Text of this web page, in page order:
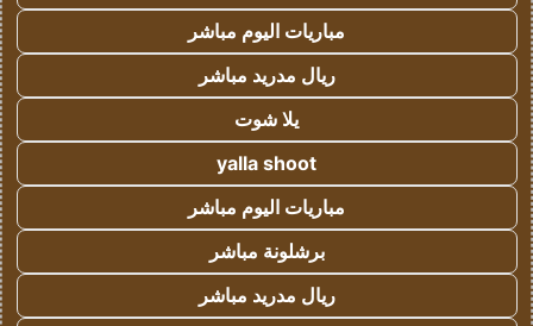
مباريات اليوم مباشر
ريال مدريد مباشر
يلا شوت
yalla shoot
مباريات اليوم مباشر
برشلونة مباشر
ريال مدريد مباشر